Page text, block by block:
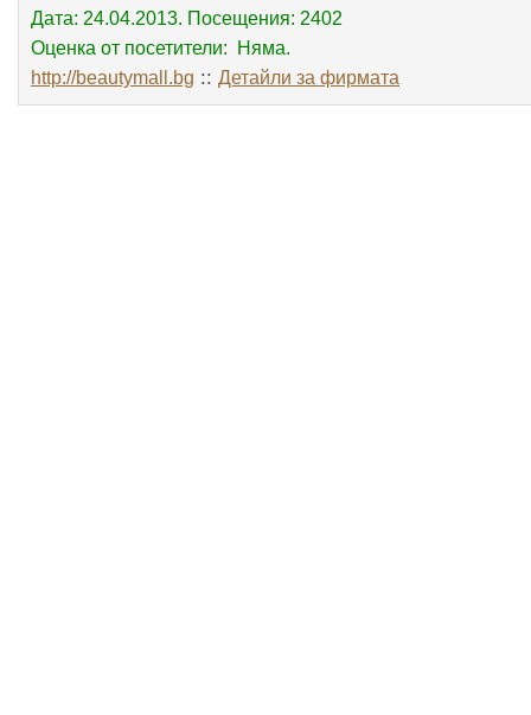
Дата: 24.04.2013. Посещения: 2402
Оценка от посетители: Няма.
http://beautymall.bg :: Детайли за фирмата